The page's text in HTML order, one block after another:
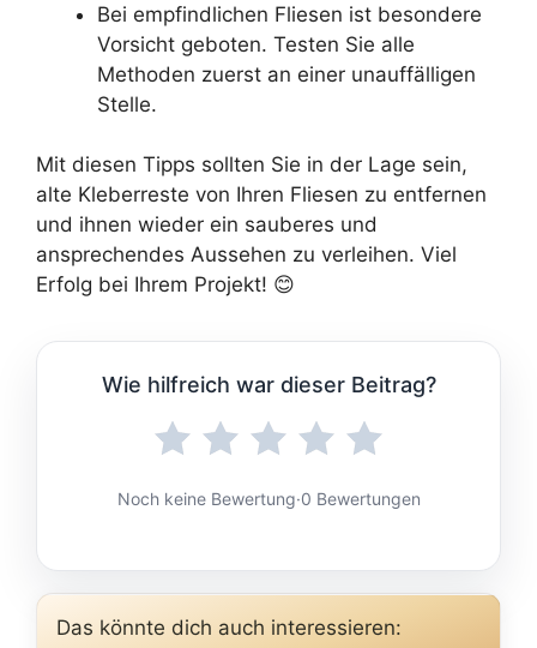
Bei empfindlichen Fliesen ist besondere
Vorsicht geboten. Testen Sie alle
Methoden zuerst an einer unauffälligen
Stelle.
Mit diesen Tipps sollten Sie in der Lage sein,
alte Kleberreste von Ihren Fliesen zu entfernen
und ihnen wieder ein sauberes und
ansprechendes Aussehen zu verleihen. Viel
Erfolg bei Ihrem Projekt! 😊
Wie hilfreich war dieser Beitrag?
Noch keine Bewertung·0 Bewertungen
Das könnte dich auch interessieren: